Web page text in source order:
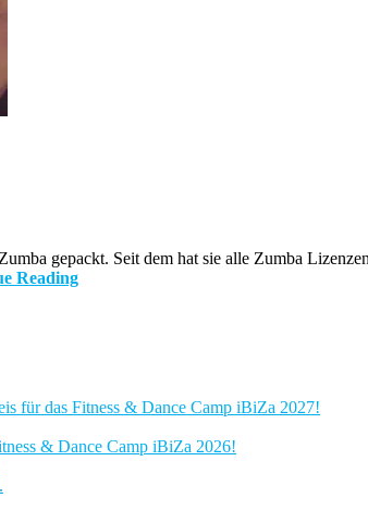
gepackt. Seit dem hat sie alle Zumba
Reading
für das Fitness & Dance Camp iBiZa 2027!
& Dance Camp iBiZa 2026!